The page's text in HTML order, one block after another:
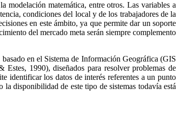
modelación matemática, entre otros. Las variables a
condiciones del local y de los trabajadores de la
en este ámbito, ya que permite dar un soporte
del mercado meta serán siempre complemento
en el Sistema de Información Geográfica (GIS
Estes, 1990), diseñados para resolver problemas de
identificar los datos de interés referentes a un punto
disponibilidad de este tipo de sistemas todavía está